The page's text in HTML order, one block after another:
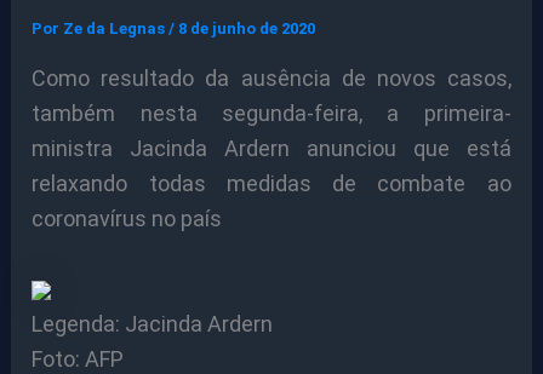
Por Ze da Legnas/ 8 de junho de 2020
Como resultado da ausência de novos casos,
também nesta segunda-feira, a primeira-
ministra Jacinda Ardern anunciou que está
relaxando todas medidas de combate ao
coronavírus no país
Legenda: Jacinda Ardern
Foto: AFP